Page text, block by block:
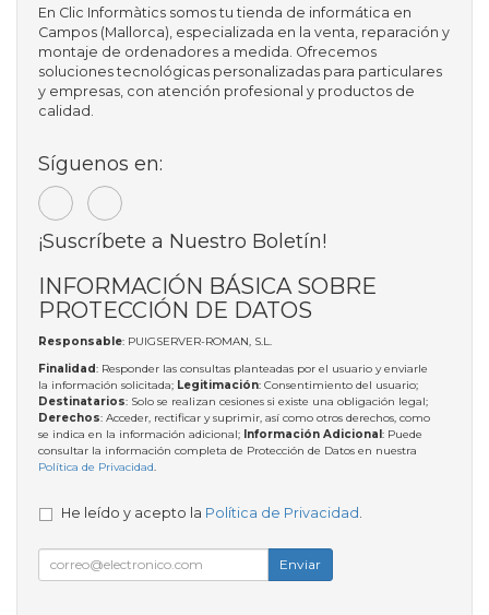
En Clic Informàtics somos tu tienda de informática en
Campos (Mallorca), especializada en la venta, reparación y
montaje de ordenadores a medida. Ofrecemos
soluciones tecnológicas personalizadas para particulares
y empresas, con atención profesional y productos de
calidad.
Síguenos en:
¡Suscríbete a Nuestro Boletín!
INFORMACIÓN BÁSICA SOBRE
PROTECCIÓN DE DATOS
Responsable: PUIGSERVER-ROMAN, S.L.
Finalidad: Responder las consultas planteadas por el usuario y enviarle
la información solicitada; Legitimación: Consentimiento del usuario;
Destinatarios: Solo se realizan cesiones si existe una obligación legal;
Derechos: Acceder, rectificar y suprimir, así como otros derechos, como
se indica en la información adicional; Información Adicional: Puede
consultar la información completa de Protección de Datos en nuestra
Política de Privacidad.
He leído y acepto la Política de Privacidad
Enviar